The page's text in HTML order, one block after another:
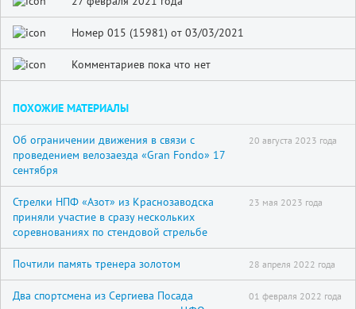
Номер 015 (15981) от 03/03/2021
Комментариев пока что нет
ПОХОЖИЕ МАТЕРИАЛЫ
Об ограничении движения в связи с
проведением велозаезда «Gran Fondo» 17
сентября
20 августа 2023 года
Стрелки НПФ «Азот» из Краснозаводска
приняли участие в сразу нескольких
соревнованиях по стендовой стрельбе
23 мая 2023 года
Почтили память тренера золотом 28 апреля 2022 года
Два спортсмена из Сергиева Посада
01 февраля 2022 года